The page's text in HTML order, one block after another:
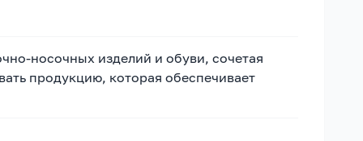
носочных изделий и обуви, сочетая
продукцию, которая обеспечивает